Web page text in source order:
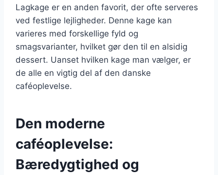
Lagkage er en anden favorit, der ofte serveres
ved festlige lejligheder. Denne kage kan
varieres med forskellige fyld og
smagsvarianter, hvilket gør den til en alsidig
dessert. Uanset hvilken kage man vælger, er
de alle en vigtig del af den danske
caféoplevelse.
Den moderne
caféoplevelse:
Bæredygtighed og